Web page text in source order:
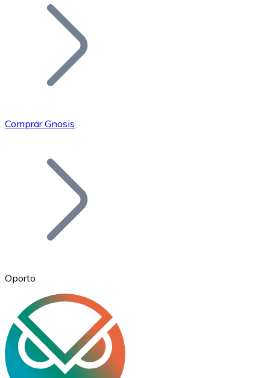
Añade tu proyecto a nuestro ecosistema.
Bitcoin
Ethereum
ETH
Comprar Gnosis
Oporto